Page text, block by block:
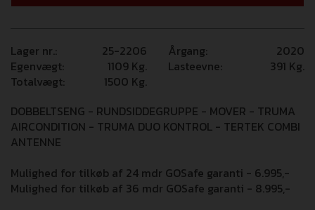
Lager nr.: 25-2206 Årgang:
2020
Egenvægt:
1109 Kg. Lasteevne: 391 Kg.
Totalvægt:
1500 Kg.
DOBBELTSENG - RUNDSIDDEGRUPPE - MOVER - TRUMA
AIRCONDITION - TRUMA DUO KONTROL - TERTEK COMBI
ANTENNE
Mulighed for tilkøb af 24 mdr GOSafe garanti - 6.995,-
Mulighed for tilkøb af 36 mdr GOSafe garanti - 8.995,-